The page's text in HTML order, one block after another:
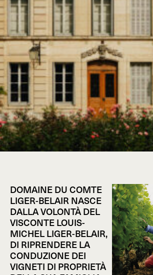
DOMAINE DU COMTE
LIGER-BELAIR NASCE
DALLA VOLONTÀ DEL
VISCONTE LOUIS-
MICHEL LIGER-BELAIR,
DI RIPRENDERE LA
CONDUZIONE DEI
VIGNETI DI PROPRIETÀ